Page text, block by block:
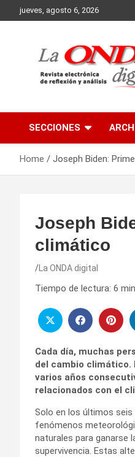
to
jueves, agosto 6, 2026
SECCIONES
Home Joseph Biden:
Joseph
climático
La ONDA digital
Tiempo de lectura: 6
Cada día, muchas
del cambio climático.
varios años
relacionados con el
Solo en los últimos
fenómenos
naturales para ganarse
supervivencia. Estas